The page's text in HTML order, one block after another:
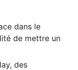
dans le
de mettre un
des